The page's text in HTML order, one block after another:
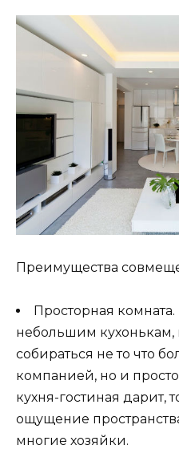
Преимущества
Просторная
небольшим кухонькам,
собираться не то что
компанией, но и
кухня-гостиная дарит,
ощущение
многие хозяйки.